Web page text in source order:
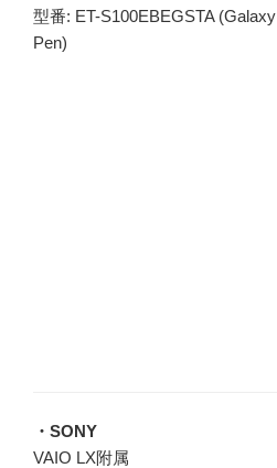
型番: ET-S100EBEGSTA
Pen)
・SONY
VAIO LX附属